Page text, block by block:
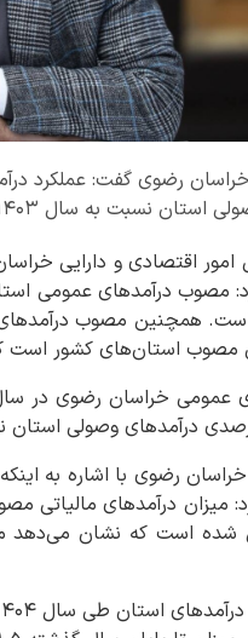
امور اقتصادی و
کشور است که نسبت به سال ۱۴۰۳،